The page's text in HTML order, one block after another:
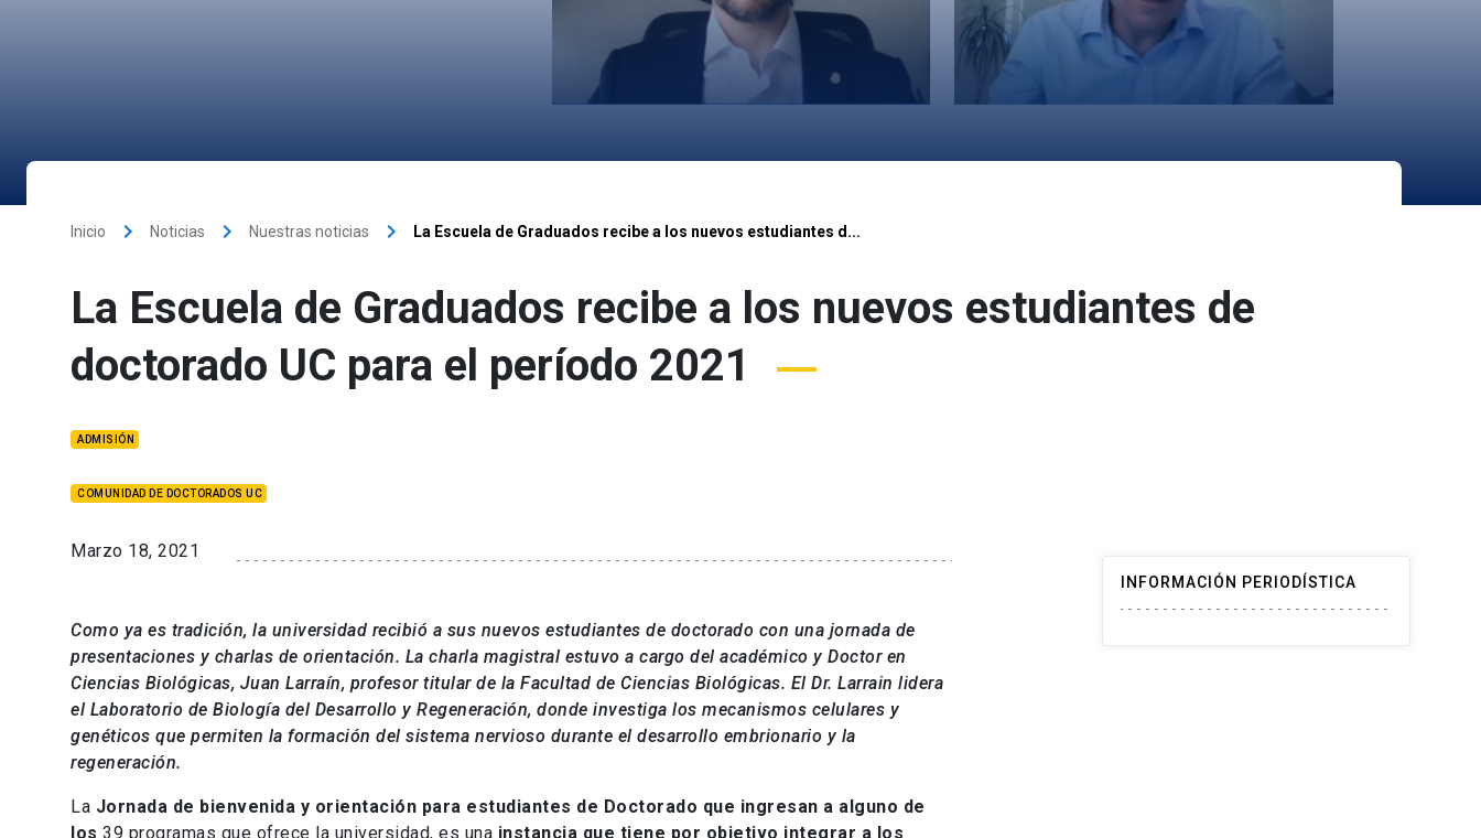
Inicio keyboard_arrow_right Noticias keyboard_arrow_right Nuestras noticias keyboard_arrow_right La Escuela de Graduados recibe a los nuevos estudiantes d...
La Escuela de Graduados recibe a los nuevos estudiantes de
doctorado UC para el período 2021
ADMISIÓN
COMUNIDAD DE DOCTORADOS UC
Marzo 18, 2021
Como ya es tradición, la universidad recibió a sus nuevos estudiantes de doctorado con una jornada de
presentaciones y charlas de orientación. La charla magistral estuvo a cargo del académico y Doctor en
Ciencias Biológicas, Juan Larraín, profesor titular de la Facultad de Ciencias Biológicas. El Dr. Larrain lidera
el Laboratorio de Biología del Desarrollo y Regeneración, donde investiga los mecanismos celulares y
genéticos que permiten la formación del sistema nervioso durante el desarrollo embrionario y la
regeneración.
La Jornada de bienvenida y orientación para estudiantes de Doctorado que ingresan a alguno de
los 39 programas que ofrece la universidad, es una instancia que tiene por objetivo integrar a los
INFORMACIÓN PERIODÍSTICA